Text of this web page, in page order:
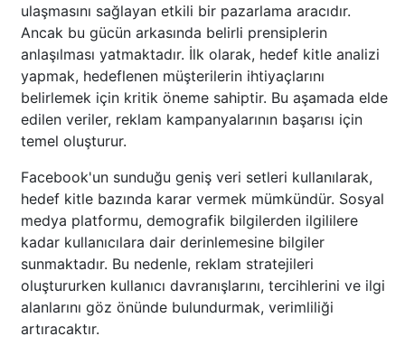
ulaşmasını sağlayan etkili bir pazarlama aracıdır.
Ancak bu gücün arkasında belirli prensiplerin
anlaşılması yatmaktadır. İlk olarak, hedef kitle analizi
yapmak, hedeflenen müşterilerin ihtiyaçlarını
belirlemek için kritik öneme sahiptir. Bu aşamada elde
edilen veriler, reklam kampanyalarının başarısı için
temel oluşturur.
Facebook'un sunduğu geniş veri setleri kullanılarak,
hedef kitle bazında karar vermek mümkündür. Sosyal
medya platformu, demografik bilgilerden ilgililere
kadar kullanıcılara dair derinlemesine bilgiler
sunmaktadır. Bu nedenle, reklam stratejileri
oluştururken kullanıcı davranışlarını, tercihlerini ve ilgi
alanlarını göz önünde bulundurmak, verimliliği
artıracaktır.